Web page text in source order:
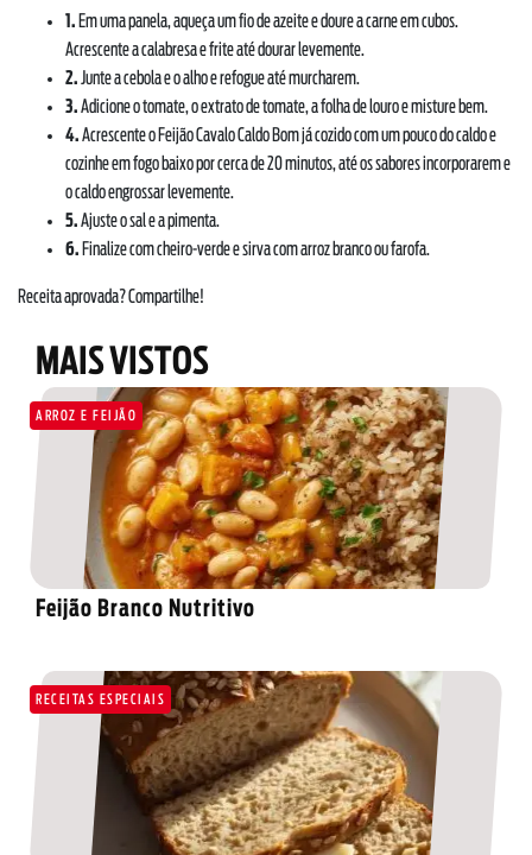
SOBRE NÓS
DOWNLOADS
TRABALHE CONOSCO
OUVIDORIA
1. Em uma panela, aqueça um fio de azeite e doure a carne em cubos.
Acrescente a calabresa e frite até dourar levemente.
2.Junte a cebola e o alho e refogue até murcharem.
3.Adicione o tomate, o extrato de tomate, a folha de louro e misture bem.
4.Acrescente o Feijão Cavalo Caldo Bom já cozido com um pouco do caldo e
cozinhe em fogo baixo por cerca de 20 minutos, até os sabores incorporarem e
o caldo engrossar levemente.
5.Ajuste o sal e a pimenta.
6. Finalize com cheiro-verde e sirva com arroz branco ou farofa.
Receita aprovada? Compartilhe!
MAIS VISTOS
ARROZ E FEIJÃO
Feijão Branco Nutritivo
RECEITAS ESPECIAIS